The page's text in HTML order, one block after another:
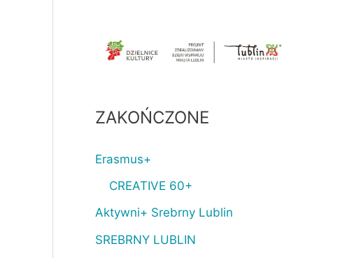
ZAKOŃCZONE
Erasmus+
CREATIVE 60+
Aktywni+ Srebrny Lublin
SREBRNY LUBLIN